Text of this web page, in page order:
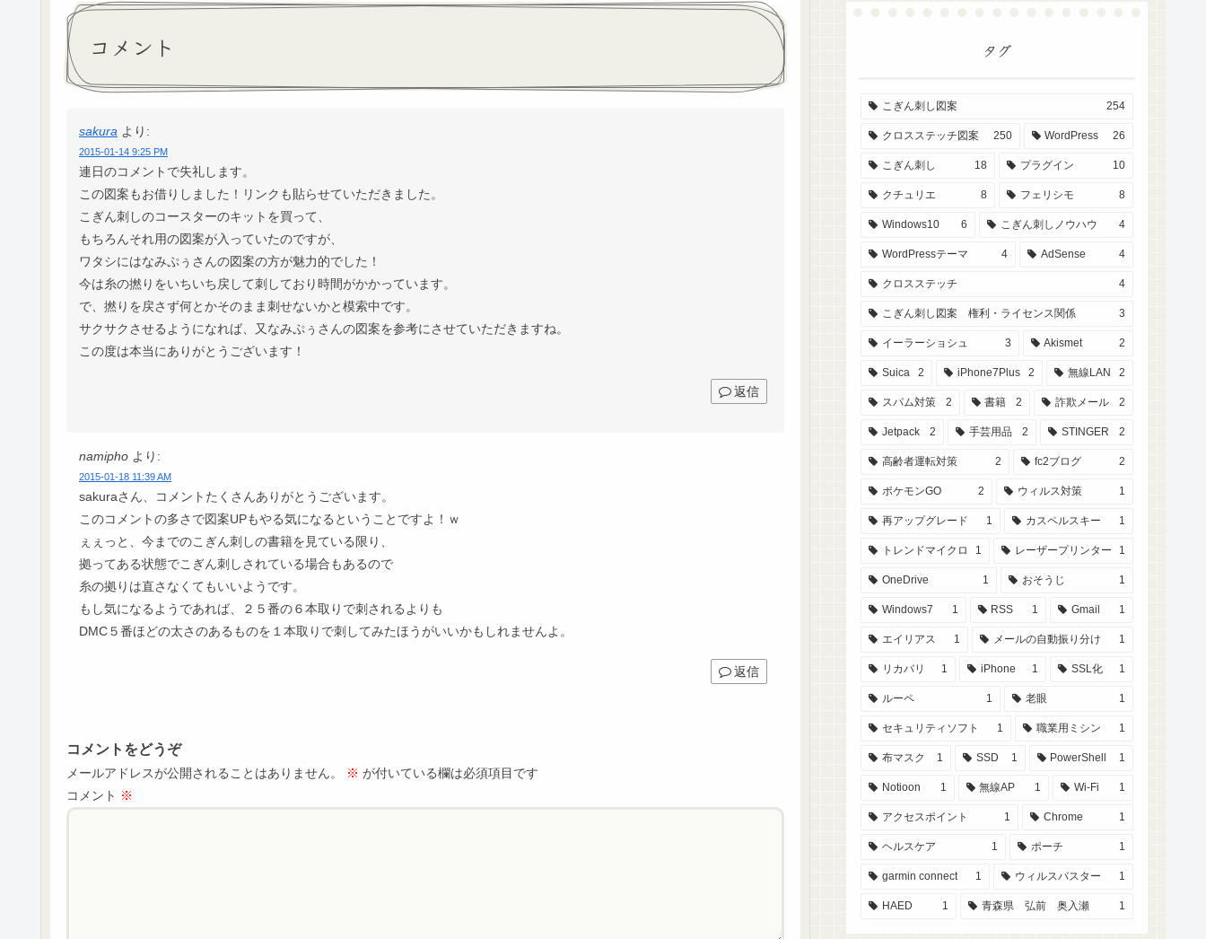
コメント
sakura より:
2015-01-14 9:25 PM
連日のコメントで失礼します。
この図案もお借りしました！リンクも貼らせていただきました。
こぎん刺しのコースターのキットを買って、
もちろんそれ用の図案が入っていたのですが、
ワタシにはなみぷぅさんの図案の方が魅力的でした！
今は糸の撚りをいちいち戻して刺しており時間がかかっています。
で、撚りを戻さず何とかそのまま刺せないかと模索中です。
サクサクさせるようになれば、又なみぷぅさんの図案を参考にさせていただきますね。
この度は本当にありがとうございます！
返信
namipho より:
2015-01-18 11:39 AM
sakuraさん、コメントたくさんありがとうございます。
このコメントの多さで図案UPもやる気になるということですよ！ｗ
ぇぇっと、今までのこぎん刺しの書籍を見ている限り、
拠ってある状態でこぎん刺しされている場合もあるので
糸の拠りは直さなくてもいいようです。
もし気になるようであれば、２５番の６本取りで刺されるよりも
DMC５番ほどの太さのあるものを１本取りで刺してみたほうがいいかもしれませんよ。
返信
コメントをどうぞ
メールアドレスが公開されることはありません。 ※ が付いている欄は必須項目です
コメント ※
タグ
こぎん刺し図案 254
クロスステッチ図案 250 WordPress 26
こぎん刺し 18 プラグイン 10
クチュリエ 8 フェリシモ 8
Windows10 6 こぎん刺しノウハウ 4
WordPressテーマ 4 AdSense 4
クロスステッチ 4
こぎん刺し図案 権利・ライセンス関係 3
イーラーショシュ 3 Akismet 2
Suica 2 iPhone7Plus 2 無線LAN 2
スパム対策 2 書籍 2 詐欺メール 2
Jetpack 2 手芸用品 2 STINGER 2
高齢者運転対策 2 fc2ブログ 2
ポケモンGO 2 ウィルス対策 1
再アップグレード 1 カスペルスキー 1
トレンドマイクロ 1 レーザープリンター 1
OneDrive 1 おそうじ 1
Windows7 1 RSS 1 Gmail 1
エイリアス 1 メールの自動振り分け 1
リカバリ 1 iPhone 1 SSL化 1
ルーペ 1 老眼 1
セキュリティソフト 1 職業用ミシン 1
布マスク 1 SSD 1 PowerShell 1
Notioon 1 無線AP 1 Wi-Fi 1
アクセスポイント 1 Chrome 1
ヘルスケア 1 ポーチ 1
garmin connect 1 ウィルスバスター 1
HAED 1 青森県 弘前 奥入瀬 1